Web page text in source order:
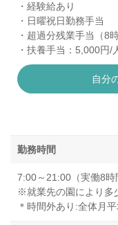
・経験給あり
・日曜祝日勤務手当
・超過分残業手当（8
・扶養手当：5,000円/
自分
勤務時間
7:00～21:00（実働8時
※就業先の園により多
＊時間外あり:全体月